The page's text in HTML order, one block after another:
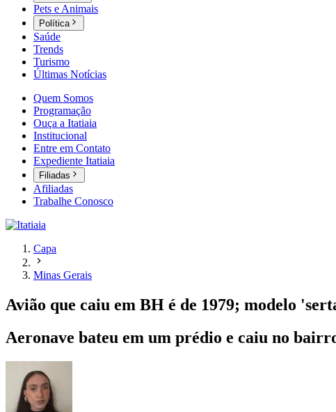
Pets e Animais
Política
Saúde
Trends
Turismo
Últimas Notícias
Quem Somos
Programação
Ouça a Itatiaia
Institucional
Entre em Contato
Expediente Itatiaia
Filiadas
Afiliadas
Trabalhe Conosco
Capa
Minas Gerais
Avião que caiu em BH é de 1979; modelo
Aeronave bateu em um prédio e caiu no